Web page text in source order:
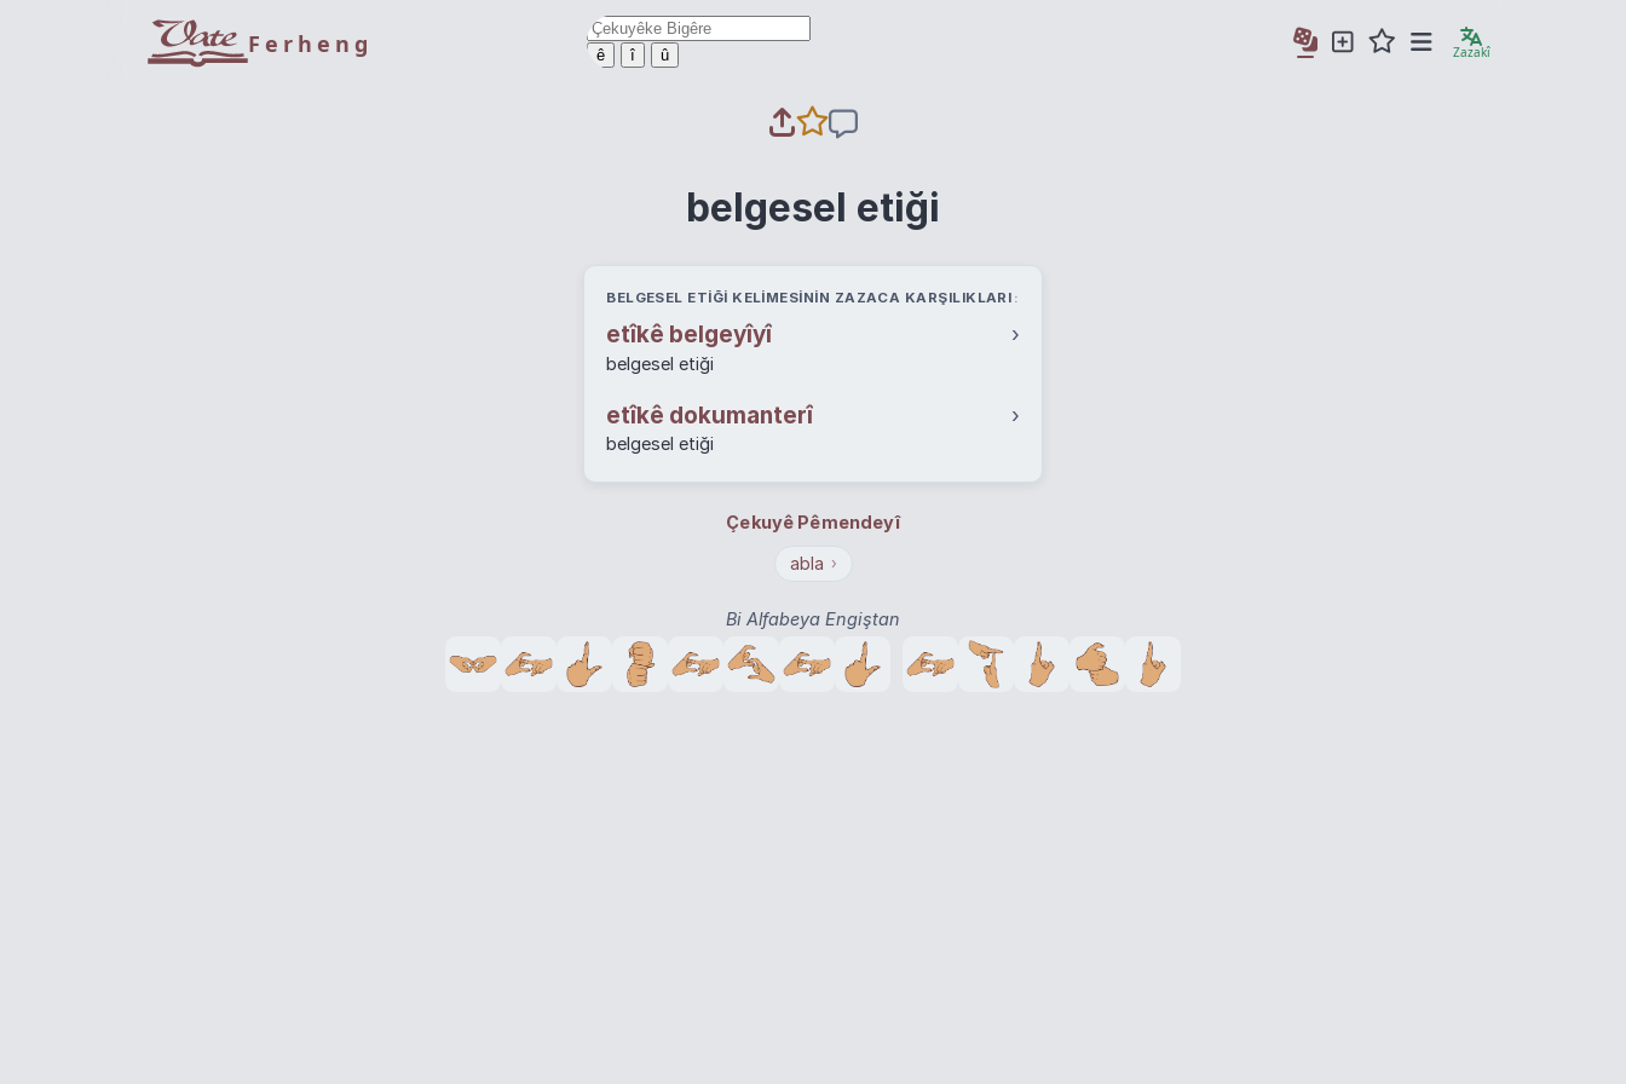
Ferheng ê î û Zazakî
belgesel etiği
BELGESEL ETIĞI KELIMESININ ZAZACA KARŞILIKLARI
etîkê belgeyîyî ›
belgesel etiği
etîkê dokumanterî ›
belgesel etiği
Çekuyê Pêmendeyî
abla ›
Bi Alfabeya Engiştan